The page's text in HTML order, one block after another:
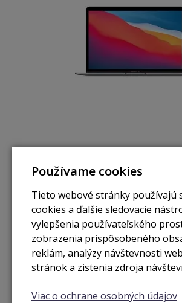
MacBook Air 13,3" / M1 / 16GB /
Zobraziť
Použité
Používame cookies
Tieto webové stránky používajú
cookies a ďalšie sledovacie
vylepšenia používateľského
zobrazenia prispôsobeného
reklám, analýzy návštevnosti
stránok a zistenia zdroja
Viac o ochrane osobných údajov